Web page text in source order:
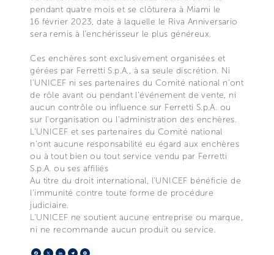
pendant quatre mois et se clôturera à Miami le
16 février 2023, date à laquelle le Riva Anniversario
sera remis à l’enchérisseur le plus généreux.
Ces enchères sont exclusivement organisées et
gérées par Ferretti S.p.A., à sa seule discrétion. Ni
l'UNICEF ni ses partenaires du Comité national n'ont
de rôle avant ou pendant l'événement de vente, ni
aucun contrôle ou influence sur Ferretti S.p.A. ou
sur l'organisation ou l'administration des enchères.
L'UNICEF et ses partenaires du Comité national
n'ont aucune responsabilité eu égard aux enchères
ou à tout bien ou tout service vendu par Ferretti
S.p.A. ou ses affiliés
Au titre du droit international, l’UNICEF bénéficie de
l’immunité contre toute forme de procédure
judiciaire.
L'UNICEF ne soutient aucune entreprise ou marque,
ni ne recommande aucun produit ou service.